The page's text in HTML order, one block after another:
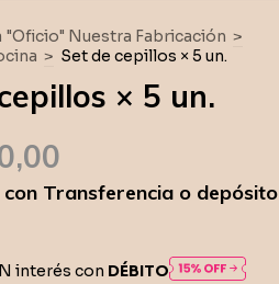
"Oficio" Nuestra Fabricación >
> Set de cepillos × 5 un.
× 5 un.
con Transferencia o depósito
interés con DÉBITO